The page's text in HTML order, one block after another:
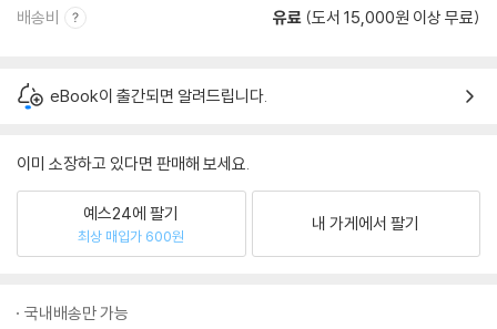
배송비 유료 (도서 15,000원 이상 무료)
eBook이 출간되면 알려드립니다.
이미 소장하고 있다면 판매해 보세요.
예스24에 팔기
최상 매입가 600원
내 가게에서 팔기
국내배송만 가능